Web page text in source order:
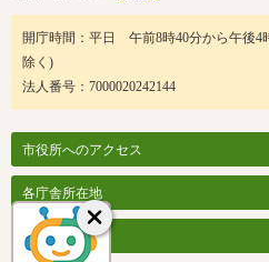
開庁時間：平日 午前8時40分から午後4
除く)
法人番号：7000020242144
市役所へのアクセス
各庁舎所在地
各課案内